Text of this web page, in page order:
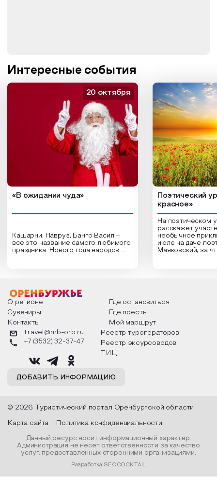
Интересные события
«В ожидании чуда»
Кашарни, Навруз, Банго Васил –
все это название самого любимого
праздника Нового года народов
о том, как встречают новый год в
разных уголках страны, какие
обряды совершают на удачу и
благополучие, в чем схожи и
различаются традиции. Кто такой
Дед Мороз и откуда он пришел, как
его называют в разных уголках
страны и как появились елочные
20 октября
Поэтический
красное»
На поэтическом
расскажет
необычное
июле на даче
Маяковский, за
Твардовского и
каждой строчке
восхищение
яркому времени
О регионе
Где остановиться
Сувениры
Где поесть
Контакты
Мой маршрут
ДОБАВИТЬ ИНФОРМАЦИЮ
travel@mb-orb.ru
+7 (3532) 32-37-47
Реестр туроператоров
Реестр эксурсоводов
ТИЦ
© 2026 Туристический портал Оренбургской области
Карта сайта Политика конфиденциальности
Данный ресурс носит информационный характер.
Администрация не несет ответственности за качество
услуг, предоставленных сторонними организациями.
Разработка SEOCOCKTAIL